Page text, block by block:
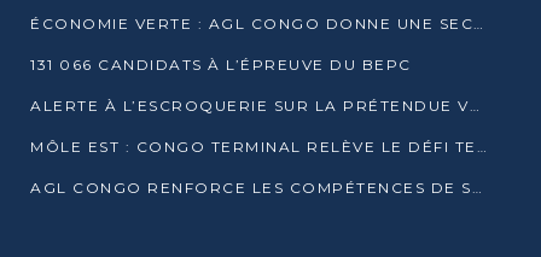
ÉCONOMIE VERTE : AGL CONGO DONNE UNE SECONDE VIE À SES DÉCHETS INDUSTRIELS
131 066 CANDIDATS À L’ÉPREUVE DU BEPC
ALERTE À L’ESCROQUERIE SUR LA PRÉTENDUE VENTE DE PARCELLES AFAT
MÔLE EST : CONGO TERMINAL RELÈVE LE DÉFI TECHNIQUE DES SABLES BITUMINEUX
AGL CONGO RENFORCE LES COMPÉTENCES DE SES ÉQUIPES AVEC LA CERTIFICATION CACES® R483